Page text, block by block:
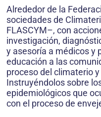
Alrededor de la
sociedades de
FLASCYM–, con
investigación,
y asesoría a médicos y
educación a las
proceso del climaterio
Instruyéndolos sobre
epidemiológicos que
con el proceso de